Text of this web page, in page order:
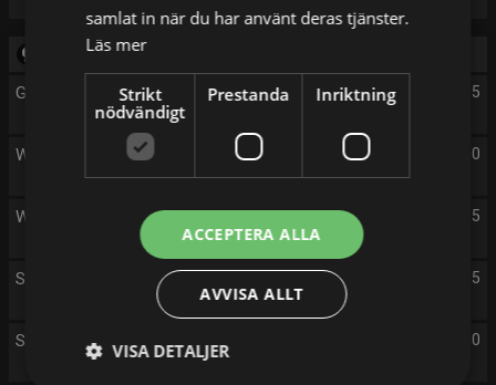
Tisdag 11/8
05:45
Gärdsgårdsserien (S2 E4)
06:00
Wheeler Dealers (S14 E2)
06:45
Wheeler Dealers (S14 E3)
07:35
Salvage Hunters (S20 E14)
08:20
Salvage Hunters (S20 E15)
samlat in när du har använt deras tjänster.
Läs mer
Strikt
nödvändigt
Prestanda Inriktning
ACCEPTERA ALLA
AVVISA ALLT
VISA DETALJER